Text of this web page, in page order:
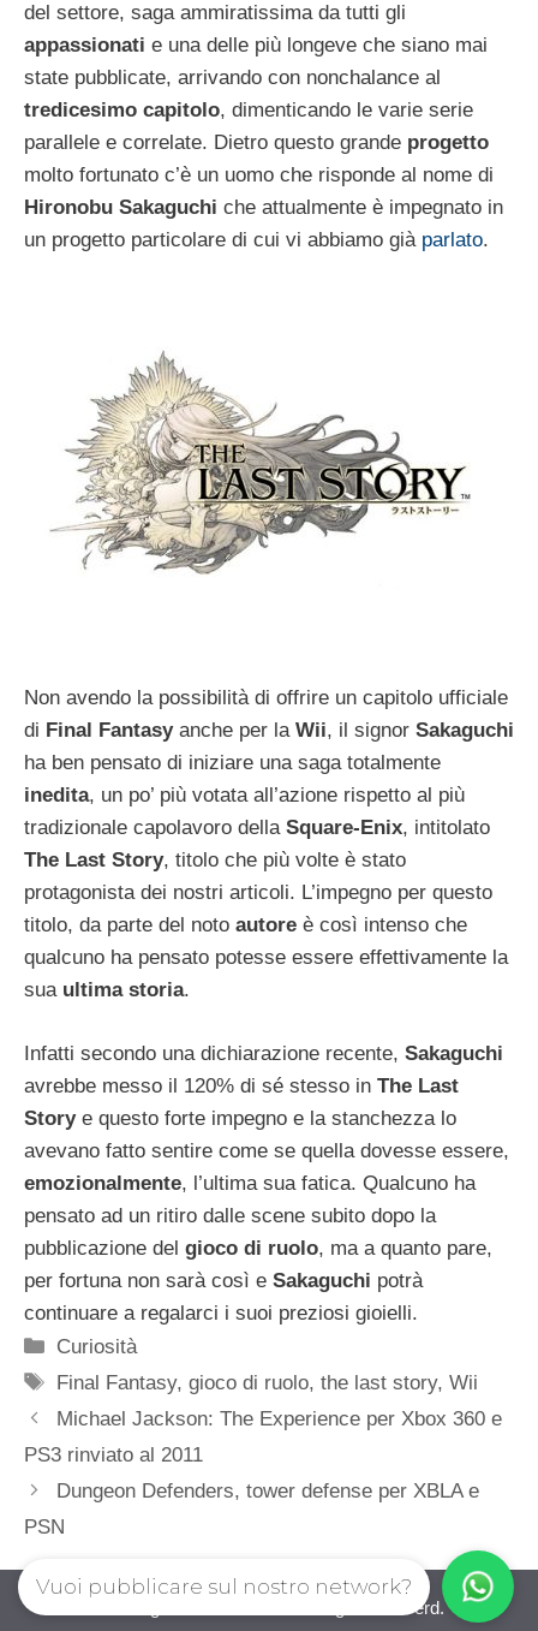
del settore, saga ammiratissima da tutti gli
appassionati e una delle più longeve che siano mai
state pubblicate, arrivando con nonchalance al
tredicesimo capitolo, dimenticando le varie serie
parallele e correlate. Dietro questo grande progetto
molto fortunato c’è un uomo che risponde al nome di
Hironobu Sakaguchi che attualmente è impegnato in
un progetto particolare di cui vi abbiamo già parlato.
Non avendo la possibilità di offrire un capitolo ufficiale
di Final Fantasy anche per la Wii, il signor Sakaguchi
ha ben pensato di iniziare una saga totalmente
inedita, un po’ più votata all’azione rispetto al più
tradizionale capolavoro della Square-Enix, intitolato
The Last Story, titolo che più volte è stato
protagonista dei nostri articoli. L’impegno per questo
titolo, da parte del noto autore è così intenso che
qualcuno ha pensato potesse essere effettivamente la
sua ultima storia.
Infatti secondo una dichiarazione recente, Sakaguchi
avrebbe messo il 120% di sé stesso in The Last
Storye questo forte impegno e la stanchezza lo
avevano fatto sentire come se quella dovesse essere,
emozionalmente, l’ultima sua fatica. Qualcuno ha
pensato ad un ritiro dalle scene subito dopo la
pubblicazione del gioco di ruolo, ma a quanto pare,
per fortuna non sarà così e Sakaguchi potrà
continuare a regalarci i suoi preziosi gioielli.
Categorie
Curiosità
Tag
Final Fantasy,gioco di ruolo,the last story,Wii
Michael Jackson: The Experience per Xbox 360 e
PS3 rinviato al 2011
Dungeon Defenders, tower defense per XBLA e
PSN
iovideogioco.com © 2026. All right reserverd.
Vuoi pubblicare sul nostro network?